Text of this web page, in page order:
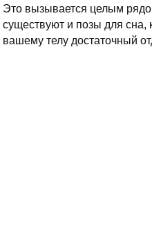
Это вызывается целым
существуют и позы для сна,
вашему телу достаточный